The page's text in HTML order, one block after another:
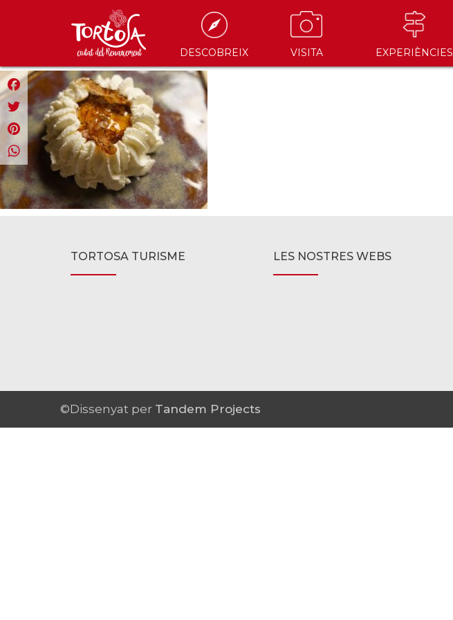
DESCOBREIX VISITA EXPERIÈNCIES
TORTOSA TURISME LES NOSTRES WEBS
©Dissenyat per Tandem Projects
Facebook
Twitter
Pinterest
WhatsApp